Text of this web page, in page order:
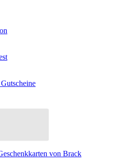
von Brack